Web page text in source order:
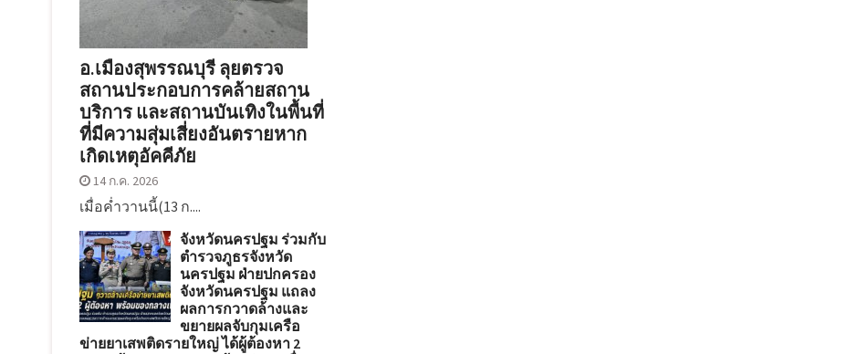
อ.เมืองสุพรรณบุรี ลุยตรวจ
สถานประกอบการคล้ายสถาน
บริการ และสถานบันเทิงในพื้นที่
ที่มีความสุ่มเสี่ยงอันตรายหาก
เกิดเหตุอัคคีภัย
14 ก.ค. 2026
เมื่อค่ำวานนี้(13 ก....
จังหวัดนครปฐม ร่วมกับ
ตำรวจภูธรจังหวัด
นครปฐม ฝ่ายปกครอง
จังหวัดนครปฐม แถลง
ผลการกวาดล้างและ
ขยายผลจับกุมเครือ
ข่ายยาเสพติดรายใหญ่ ได้ผู้ต้องหา 2